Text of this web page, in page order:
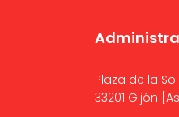
Plaza de la
33201 Gijón